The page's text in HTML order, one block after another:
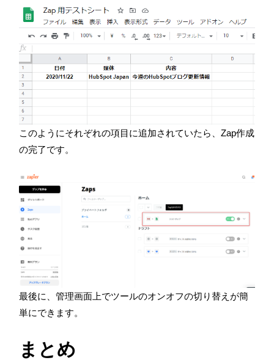
このようにそれぞれの項目に追加されていたら、Zap作成
の完了です。
最後に、管理画面上でツールのオンオフの切り替えが簡
単にできます。
まとめ